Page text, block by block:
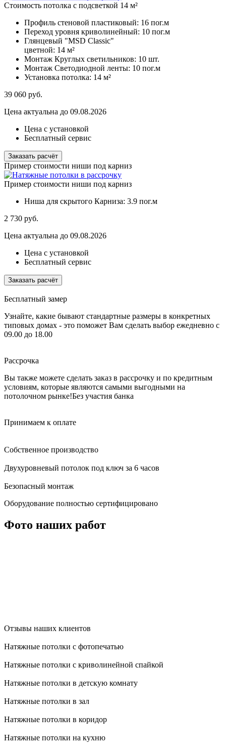
Стоимость потолка с подсветкой 14 м²
Профиль стеновой пластиковый: 16 пог.м
Переход уровня криволинейный: 10 пог.м
Глянцевый "MSD Classic"
цветной: 14 м²
Монтаж Круглых светильников: 10 шт.
Монтаж Светодиодной ленты: 10 пог.м
Установка потолка: 14 м²
39 060 руб.
Цена актуальна до 09.08.2026
Цена с установкой
Бесплатный сервис
Заказать расчёт
Пример стоимости ниши под карниз
Пример стоимости ниши под карниз
Ниша для скрытого Карниза: 3.9 пог.м
2 730 руб.
Цена актуальна до 09.08.2026
Цена с установкой
Бесплатный сервис
Заказать расчёт
Бесплатный замер
Узнайте, какие бывают стандартные размеры в конкретных
типовых домах - это поможет Вам сделать выбор ежедневно с
09.00 до 18.00
Рассрочка
Вы также можете сделать заказ в рассрочку и по кредитным
условиям, которые являются самыми выгодными на
потолочном рынке!Без участия банка
Принимаем к оплате
Собственное производство
Двухуровневый потолок под ключ за 6 часов
Безопасный монтаж
Оборудование полностью сертифицировано
Фото наших работ
Отзывы наших клиентов
Натяжные потолки с фотопечатью
Натяжные потолки с криволинейной спайкой
Натяжные потолки в детскую комнату
Натяжные потолки в зал
Натяжные потолки в коридор
Натяжные потолки на кухню